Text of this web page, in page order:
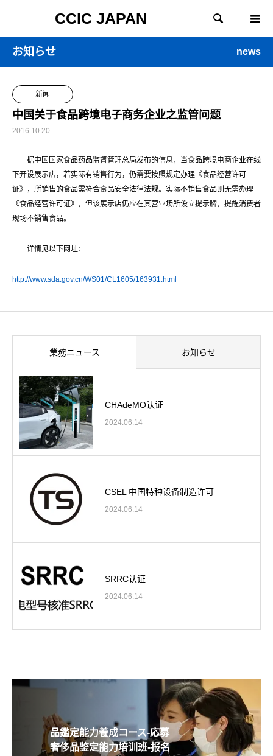
CCIC JAPAN 
お知らせ news
新闻
中国关于食品跨境电子商务企业之监管问题
2016.10.20
据中国国家食品药品监督管理总局发布的信息，当食品跨境电商企业在线
下开设展示店，若实际有销售行为，仍需要按照规定办理《食品经营许可
证》，所销售的食品需符合食品安全法律法规。实际不销售食品则无需办理
《食品经营许可证》，但该展示店仍应在其营业场所设立提示牌，提醒消费者
现场不销售食品。
详情见以下网址：
http://www.sda.gov.cn/WS01/CL1605/163931.html
業務ニュース お知らせ
CHAdeMO认证
2024.06.14
CSEL 中国特种设备制造许可
2024.06.14
SRRC认证
2024.06.14
品鑑定能力養成コース-応募
奢侈品鉴定能力培训班-报名